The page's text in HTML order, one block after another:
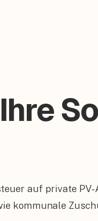
auf private
kommunale